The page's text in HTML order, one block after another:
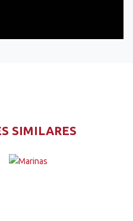
SIMILARES